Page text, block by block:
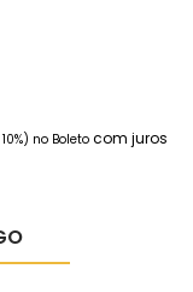
10%) no Boleto